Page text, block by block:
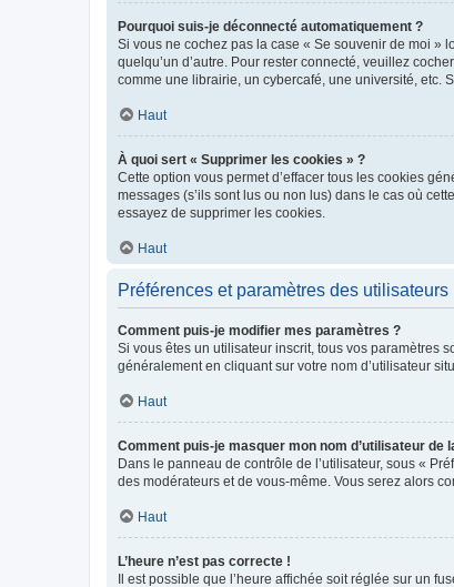
Pourquoi suis-je déconnecté automatiquement ?
Si vous ne cochez pas la case « Se souvenir de moi »
quelqu’un d’autre. Pour rester connecté, veuillez
comme une librairie, un cybercafé, une université, etc.
Haut
À quoi sert « Supprimer les cookies » ?
Cette option vous permet d’effacer tous les cookies
messages (s’ils sont lus ou non lus) dans le cas où
essayez de supprimer les cookies.
Haut
Préférences et paramètres des utilisateurs
Comment puis-je modifier mes paramètres ?
Si vous êtes un utilisateur inscrit, tous vos paramètres
généralement en cliquant sur votre nom d’utilisateur
Haut
Comment puis-je masquer mon nom d’utilisateur de
Dans le panneau de contrôle de l’utilisateur, sous «
des modérateurs et de vous-même. Vous serez alors
Haut
L’heure n’est pas correcte !
Il est possible que l’heure affichée soit réglée sur un